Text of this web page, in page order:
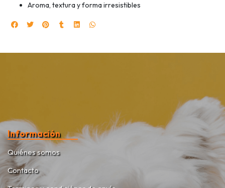
Aroma, textura y forma irresistibles
Información
Quiénes somos
Contacto